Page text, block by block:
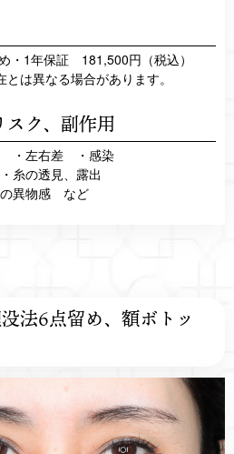
・1年保証 181,500円（税込）
は異なる場合があります。
ク、 副作用
・左右差 ・感染
糸の透見、露出
異物感 など
法6点留め、額ボトッ